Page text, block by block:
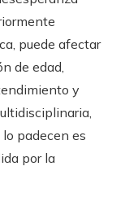
puede afectar
de edad,
y
padecen es
por la